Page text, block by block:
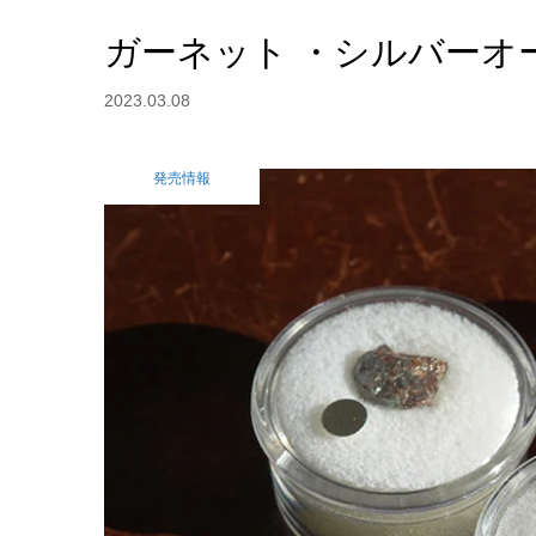
ガーネット ・シルバーオ
2023.03.08
発売情報